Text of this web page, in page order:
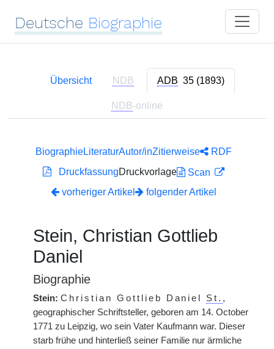
Deutsche Biographie
Übersicht NDB ADB 35 (1893)
NDB-online
BiographieLiteraturAutor/inZitierweise
RDF
DruckfassungDruckvorlage
Scan
vorheriger Artikel
folgender Artikel
Stein, Christian Gottlieb
Daniel
Biographie
Stein: Christian Gottlieb Daniel St. ,
geographischer Schriftsteller, geboren am 14. October
1771 zu Leipzig, wo sein Vater Kaufmann war. Dieser
starb frühe und hinterließ seiner Familie nur ärmliche